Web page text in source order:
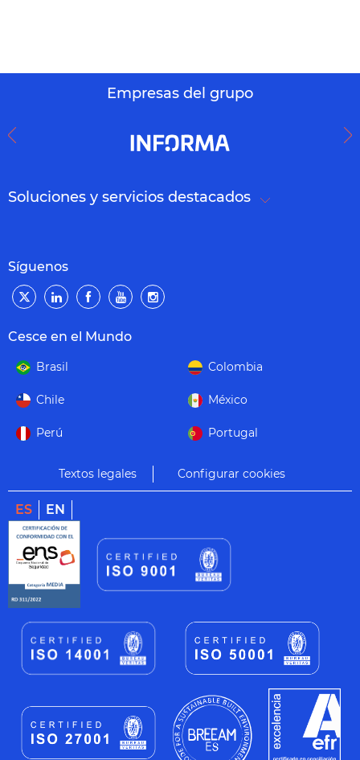
Empresas del grupo
Soluciones y servicios destacados
Síguenos
Cesce en el Mundo
Brasil Colombia
Chile México
Perú Portugal
Textos legales Configurar cookies
ES EN